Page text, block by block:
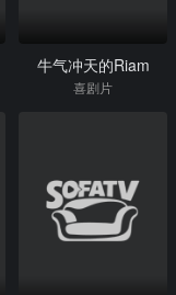
牛气冲天的Riam
喜剧片